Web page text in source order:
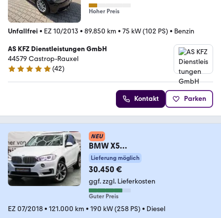
Hoher Preis
Unfallfrei • EZ 10/2013 • 89.850 km • 75 kW (102 PS) • Benzin
AS KFZ Dienstleistungen GmbH
44579 Castrop-Rauxel
5 Sterne
(42)
Kontakt Parken
NEU
BMW X5
xDrive30d*Tüv&Inspektion
Neu*H&K*Kamera*LED*
Lieferung möglich
30.450 €
ggf. zzgl. Lieferkosten
Guter Preis
EZ 07/2018• 121.000 km • 190 kW (258 PS) • Diesel